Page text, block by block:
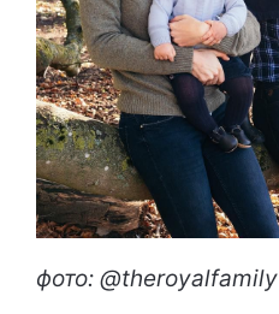
фото: @theroyalfamily